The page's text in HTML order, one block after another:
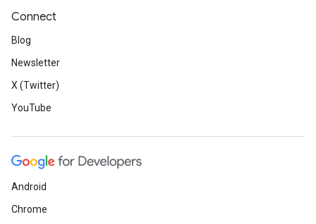
Connect
Blog
Newsletter
X (Twitter)
YouTube
Android
Chrome